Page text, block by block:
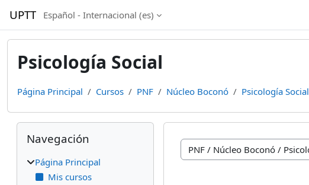
UPTT Español - Internacional ‎(es)‎
Psicología Social
Página Principal Cursos PNF Núcleo Boconó Psicología Social
Categorías
Bloques
Salta Navegación
Navegación
Página Principal
Mis cursos